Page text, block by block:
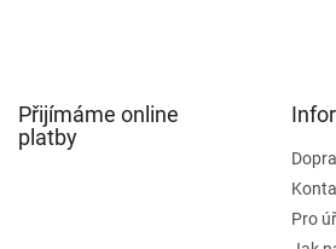
Přijímáme online
platby
Pro